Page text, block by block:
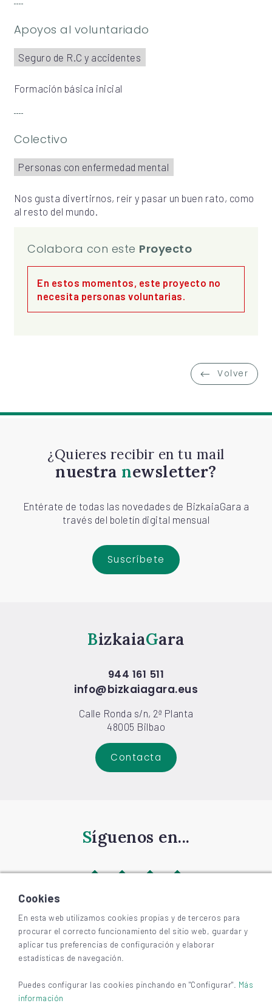
Apoyos al voluntariado
Seguro de R.C y accidentes
Formación básica inicial
Colectivo
Personas con enfermedad mental
Nos gusta divertirnos, reír y pasar un buen rato, como
al resto del mundo.
Colabora con este Proyecto
En estos momentos, este proyecto no
necesita personas voluntarias.
Volver
¿Quieres recibir en tu mail
nuestra newsletter?
Entérate de todas las novedades de BizkaiaGara a
través del boletín digital mensual
Suscríbete
Bizkaia Gara
944 161 511
info@bizkaiagara.eus
Calle Ronda s/n, 2ª Planta
48005 Bilbao
Contacta
Síguenos en...
©2026 BIZKAIAGARA
Accesibilidad
Aviso legal y privacidad
Cookies
En esta web utilizamos cookies propias y de terceros para
procurar el correcto funcionamiento del sitio web, guardar y
aplicar tus preferencias de configuración y elaborar
estadísticas de navegación.
Puedes configurar las cookies pinchando en "Configurar". Más
información